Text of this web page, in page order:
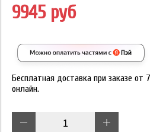
9945 руб
Бесплатная доставка при заказе от
онлайн.